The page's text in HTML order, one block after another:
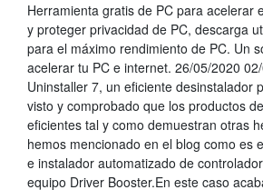
Herramienta gratis de PC para acelerar
y proteger privacidad de PC, descarga
para el máximo rendimiento de PC. Un
acelerar tu PC e internet. 26/05/2020
Uninstaller 7, un eficiente desinstalador
visto y comprobado que los productos
eficientes tal y como demuestran otras
hemos mencionado en el blog como es
e instalador automatizado de
equipo Driver Booster.En este caso